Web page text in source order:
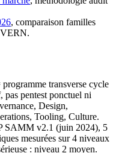
, comparaison familles
transverse cycle
pentest ponctuel ni
Design,
Tooling, Culture.
SAMM v2.1 (juin 2024), 5
mesurées sur 4 niveaux
: niveau 2 moyen.